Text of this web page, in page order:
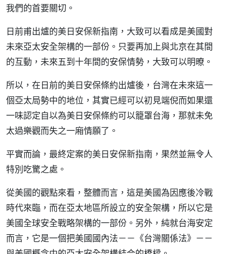
我們的首要關切。
日前甫出爐的美日安保新指南，大致可以看成是美國對
未來亞太安全架構的一部份。只要再加上與北京在其間
的互動，未來五到十年間的安保情勢，大致可以明暸。
所以，在日前的美日安保條約出爐後，台灣在未來這一
個亞太局勢中的地位，其實已經可以初見端倪而如果還
一味認定自以為美日安保條約可以籠罩台海，那就未免
太過樂觀而失之一廂情願了。
平實而論，最終定案的美日安保新指南，果然並無令人
特別吃驚之處。
從美國的觀點來看，整體而言，這是美國為因應後冷戰
時代來臨，而在亞太地區所設立的安全架構，所以它是
美國全球安全戰略架構的一部份。另外，純就台海安定
而言，它是一個把美國國內法－－《台灣關係法》－－